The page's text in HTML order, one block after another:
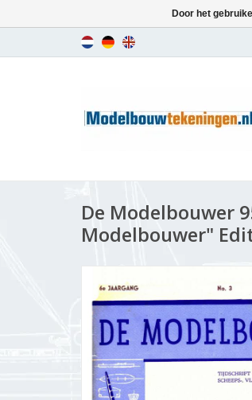
De Modelbouwer
Modelbouwer"
Door het